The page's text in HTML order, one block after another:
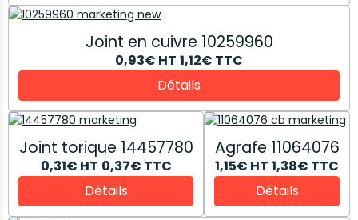
Joint en cuivre 10259960
0,93€ HT 1,12€ TTC
Détails
Joint torique 14457780
0,31€ HT 0,37€ TTC
Détails
Agrafe 11064076
1,15€ HT 1,38€ TTC
Détails